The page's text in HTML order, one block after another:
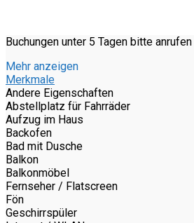
Buchungen unter 5 Tagen bitte anrufen
Mehr anzeigen
Merkmale
Andere Eigenschaften
Abstellplatz für Fahrräder
Aufzug im Haus
Backofen
Bad mit Dusche
Balkon
Balkonmöbel
Fernseher / Flatscreen
Fön
Geschirrspüler